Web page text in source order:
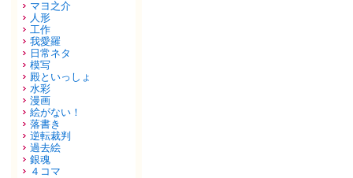
マヨ之介
人形
工作
我愛羅
日常ネタ
模写
殿といっしょ
水彩
漫画
絵がない！
落書き
逆転裁判
過去絵
銀魂
４コマ